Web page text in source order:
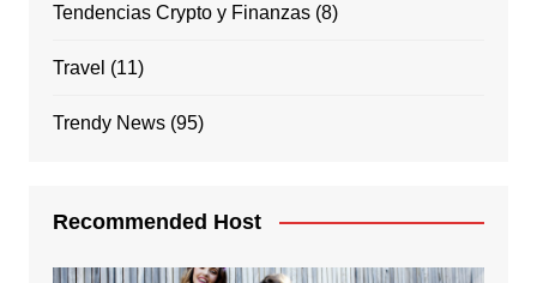
Tendencias Crypto y Finanzas(8)
Travel (11)
Trendy News(95)
Recommended Host